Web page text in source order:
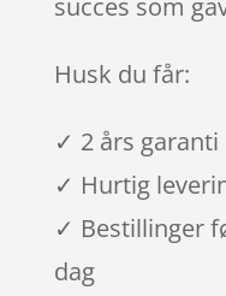
Husk du får:
✓ 2 års garanti
✓ Hurtig
✓ Bestillinger
dag